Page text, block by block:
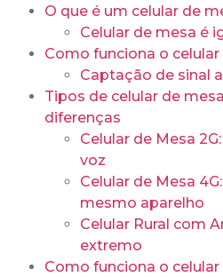
O que é um celular de
Celular de mesa é
Como funciona o
Captação de sinal
Tipos de celular de
diferenças
Celular de Mesa
voz
Celular de Mesa
mesmo aparelho
Celular Rural com
extremo
Como funciona o